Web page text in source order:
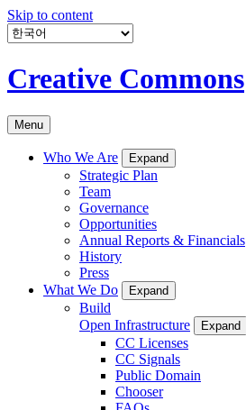
Skip to content
Creative Commons
Menu
Who We Are Expand
Strategic Plan
Team
Governance
Opportunities
Annual Reports & Financials
History
Press
What We Do
Expand
Build
Open Infrastructure
Expand
CC Licenses
CC Signals
Public Domain
Chooser